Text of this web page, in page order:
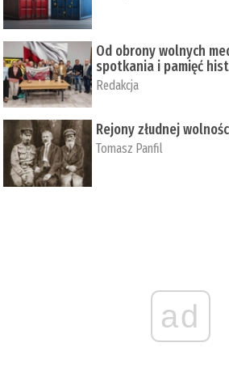
Od obrony wolnych
spotkania i pamięć
Redakcja
Rejony złudnej
Tomasz Panfil
ad